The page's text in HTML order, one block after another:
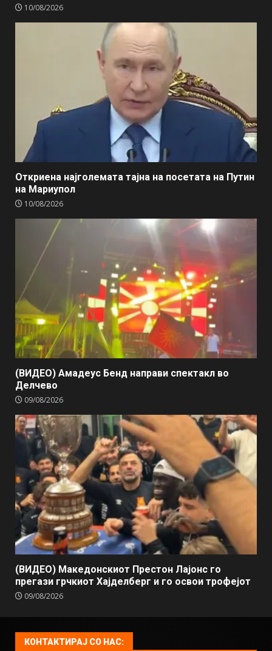
10/08/2026
Откриена најголемата тајна на посетата на Путин
на Мариупол
10/08/2026
(ВИДЕО) Амадеус Бенд направи спектакл во
Делчево
09/08/2026
(ВИДЕО) Македонскиот Престон Лајонс го
прегази грчкиот Хајделберг и го освои трофејот
09/08/2026
КОНТАКТИРАЈ СО НАС: